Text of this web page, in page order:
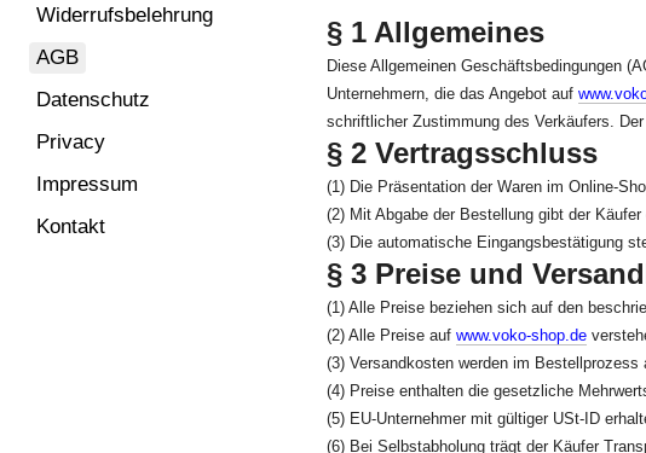
§ 1 Allgemeines
Diese Allgemeinen Geschäftsbedingungen
Unternehmern, die das Angebot auf
schriftlicher Zustimmung des Verkäufers.
§ 2 Vertragsschluss
(1) Die Präsentation der Waren im Online-
(2) Mit Abgabe der Bestellung gibt der
(3) Die automatische Eingangsbestätigung
§ 3 Preise und
(1) Alle Preise beziehen sich auf den
(2) Alle Preise auf www.voko-shop.de
(3) Versandkosten werden im
(4) Preise enthalten die gesetzliche
(5) EU-Unternehmer mit gültiger USt-ID
(6) Bei Selbstabholung trägt der Käufer
Widerrufsbelehrung
AGB
Datenschutz
Privacy
Impressum
Kontakt